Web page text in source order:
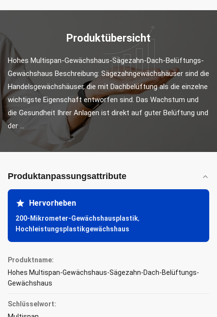
Produktübersicht
Hohes Multispan-Gewächshaus-Sägezahn-Dach-Belüftungs-
Gewächshaus Beschreibung: Sägezahngewächshäuser sind die
Handelsgewächshäuser, die mit Dachbelüftung als die einzelne
wichtigste Eigenschaft entworfen sind. Das Wachstum und
die Gesundheit Ihrer Anlagen ist direkt auf guter Belüftung und
der ...
Produktanpassungsattribute
Hervorheben
200-Mikrometer-Gewächshausplastik,
Hochleistungsplastikgewächshaus
Produktname:
Hohes Multispan-Gewächshaus-Sägezahn-Dach-Belüftungs-
Gewächshaus
Schlüsselwort: